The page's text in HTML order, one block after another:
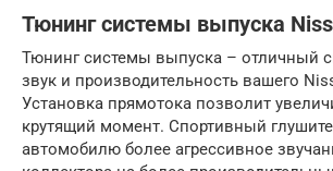
Тюнинг системы выпуска
Тюнинг системы выпуска – отличный
звук и производительность вашего
Установка прямотока позволит
крутящий момент. Спортивный
автомобилю более агрессивное